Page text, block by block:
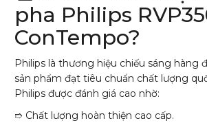
pha Philips
ConTempo?
Philips là thương hiệu chiếu sáng hàng
sản phẩm đạt tiêu chuẩn chất lượng
Philips được đánh giá cao nhờ:
➱ Chất lượng hoàn thiện cao cấp.